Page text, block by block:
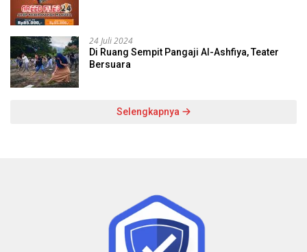
24 Juli 2024
Di Ruang Sempit Pangaji Al-Ashfiya, Teater
Bersuara
Selengkapnya